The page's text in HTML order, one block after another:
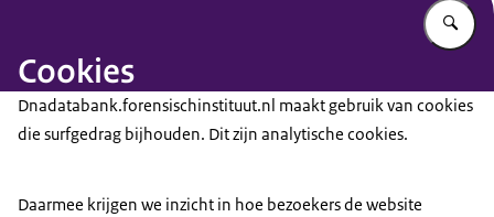
Cookies
Dnadatabank.forensischinstituut.nl maakt gebruik van cookies
die surfgedrag bijhouden. Dit zijn analytische cookies.
Daarmee krijgen we inzicht in hoe bezoekers de website